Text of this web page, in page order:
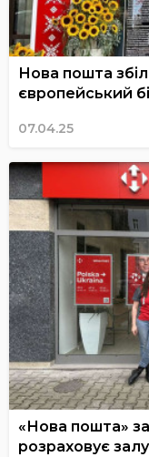
Нова пошта
європейський
07.04.25
«Нова пошта»
розраховує